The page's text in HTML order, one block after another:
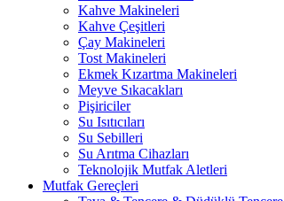
Kahve Makineleri
Kahve Çeşitleri
Çay Makineleri
Tost Makineleri
Ekmek Kızartma Makineleri
Meyve Sıkacakları
Pişiriciler
Su Isıtıcıları
Su Sebilleri
Su Arıtma Cihazları
Teknolojik Mutfak Aletleri
Mutfak Gereçleri